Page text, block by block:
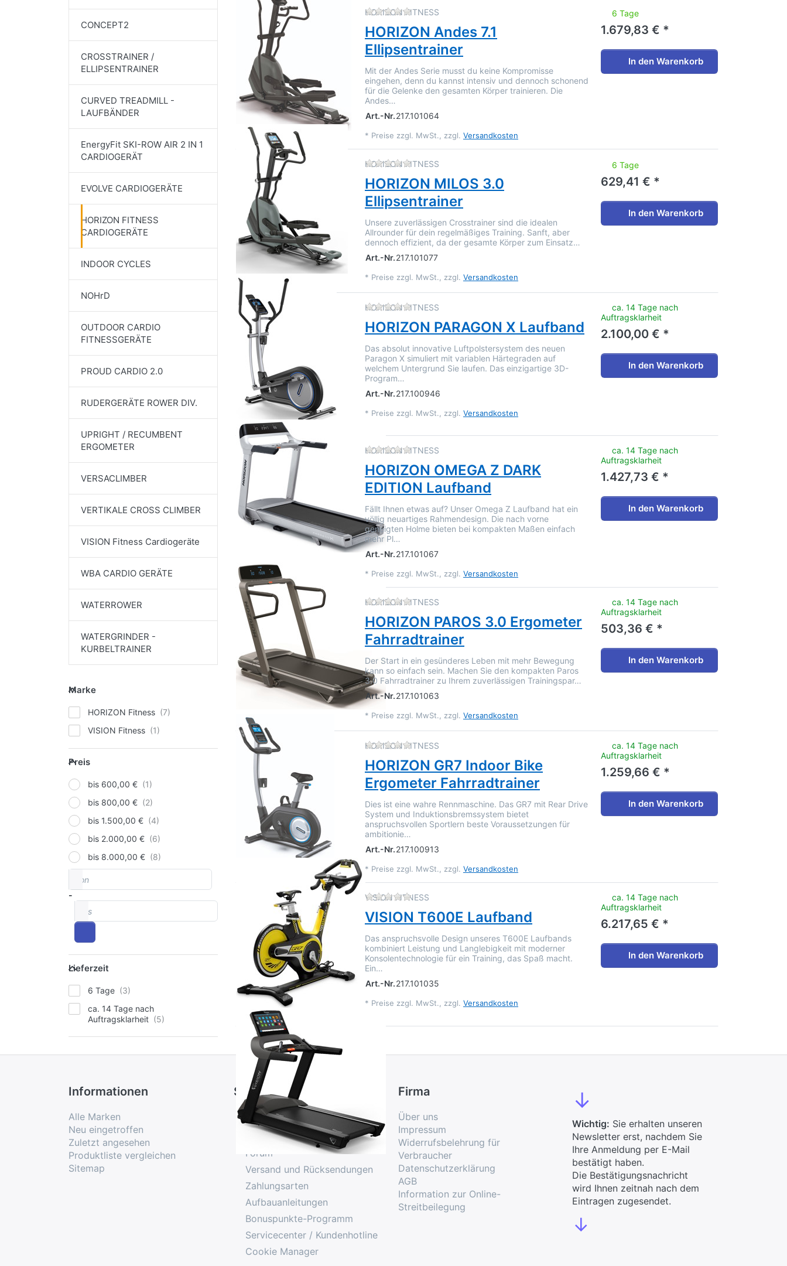
CONCEPT2
CROSSTRAINER /
ELLIPSENTRAINER
CURVED TREADMILL -
LAUFBÄNDER
EnergyFit SKI-ROW AIR 2 IN 1
CARDIOGERÄT
EVOLVE CARDIOGERÄTE
HORIZON FITNESS
CARDIOGERÄTE
INDOOR CYCLES
NOHrD
OUTDOOR CARDIO
FITNESSGERÄTE
PROUD CARDIO 2.0
RUDERGERÄTE ROWER DIV.
UPRIGHT / RECUMBENT
ERGOMETER
VERSACLIMBER
VERTIKALE CROSS CLIMBER
VISION Fitness Cardiogeräte
WBA CARDIO GERÄTE
WATERROWER
WATERGRINDER -
KURBELTRAINER
Marke
Marke
HORIZON Fitness
VISION Fitness
Preis
Preis
bis 600,00 €
bis 800,00 €
bis 1.500,00 €
bis 2.000,00 €
bis 8.000,00 €
Preisspanne
-
Lieferzeit
Lieferzeit
6 Tage
ca. 14 Tage nach
Auftragsklarheit
HORIZON FITNESSZu diesem Produkt liegen noch keine Bewertungen vor.
HORIZON Andes 7.1
Ellipsentrainer
Mit der Andes Serie musst du keine Kompromisse
eingehen, denn du kannst intensiv und dennoch schonend
für die Gelenke den gesamten Körper trainieren. Die
Andes…
Art.-Nr.217.101064
* Preise zzgl. MwSt., zzgl. Versandkosten
6 Tage
1.679,83 € *
In den Warenkorb
HORIZON FITNESSZu diesem Produkt liegen noch keine Bewertungen vor.
HORIZON MILOS 3.0
Ellipsentrainer
Unsere zuverlässigen Crosstrainer sind die idealen
Allrounder für dein regelmäßiges Training. Sanft, aber
dennoch effizient, da der gesamte Körper zum Einsatz…
Art.-Nr.217.101077
* Preise zzgl. MwSt., zzgl. Versandkosten
6 Tage
629,41 € *
In den Warenkorb
HORIZON FITNESSZu diesem Produkt liegen noch keine Bewertungen vor.
HORIZON PARAGON X Laufband
Das absolut innovative Luftpolstersystem des neuen
Paragon X simuliert mit variablen Härtegraden auf
welchem Untergrund Sie laufen. Das einzigartige 3D-
Program…
Art.-Nr.217.100946
* Preise zzgl. MwSt., zzgl. Versandkosten
ca. 14 Tage nach
Auftragsklarheit
2.100,00 € *
In den Warenkorb
HORIZON FITNESSZu diesem Produkt liegen noch keine Bewertungen vor.
HORIZON OMEGA Z DARK
EDITION Laufband
Fällt Ihnen etwas auf? Unser Omega Z Laufband hat ein
völlig neuartiges Rahmendesign. Die nach vorne
geneigten Holme bieten bei kompakten Maßen einfach
mehr Pl…
Art.-Nr.217.101067
* Preise zzgl. MwSt., zzgl. Versandkosten
ca. 14 Tage nach
Auftragsklarheit
1.427,73 € *
In den Warenkorb
HORIZON FITNESSZu diesem Produkt liegen noch keine Bewertungen vor.
HORIZON PAROS 3.0 Ergometer
Fahrradtrainer
Der Start in ein gesünderes Leben mit mehr Bewegung
kann so einfach sein. Machen Sie den kompakten Paros
3.0 Fahrradtrainer zu Ihrem zuverlässigen Trainingspar…
Art.-Nr.217.101063
* Preise zzgl. MwSt., zzgl. Versandkosten
ca. 14 Tage nach
Auftragsklarheit
503,36 € *
In den Warenkorb
HORIZON FITNESSZu diesem Produkt liegen noch keine Bewertungen vor.
HORIZON GR7 Indoor Bike
Ergometer Fahrradtrainer
Dies ist eine wahre Rennmaschine. Das GR7 mit Rear Drive
System und Induktionsbremssystem bietet
anspruchsvollen Sportlern beste Voraussetzungen für
ambitionie…
Art.-Nr.217.100913
* Preise zzgl. MwSt., zzgl. Versandkosten
ca. 14 Tage nach
Auftragsklarheit
1.259,66 € *
In den Warenkorb
VISION FITNESSZu diesem Produkt liegen noch keine Bewertungen vor.
VISION T600E Laufband
Das anspruchsvolle Design unseres T600E Laufbands
kombiniert Leistung und Langlebigkeit mit moderner
Konsolentechnologie für ein Training, das Spaß macht.
Ein…
Art.-Nr.217.101035
* Preise zzgl. MwSt., zzgl. Versandkosten
ca. 14 Tage nach
Auftragsklarheit
6.217,65 € *
In den Warenkorb
Informationen
Alle Marken
Neu eingetroffen
Zuletzt angesehen
Produktliste vergleichen
Sitemap
Service
Kontakt
Forum
Versand und Rücksendungen
Zahlungsarten
Aufbauanleitungen
Bonuspunkte-Programm
Servicecenter / Kundenhotline
Cookie Manager
Firma
Über uns
Impressum
Widerrufsbelehrung für
Verbraucher
Datenschutzerklärung
AGB
Information zur Online-
Streitbeilegung
↓
Wichtig: Sie erhalten unseren
Newsletter erst, nachdem Sie
Ihre Anmeldung per E-Mail
bestätigt haben.
Die Bestätigungsnachricht
wird Ihnen zeitnah nach dem
Eintragen zugesendet.
↓